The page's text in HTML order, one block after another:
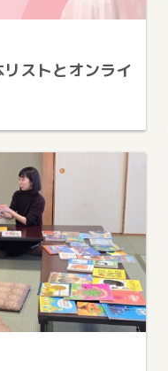
ストとオンライ